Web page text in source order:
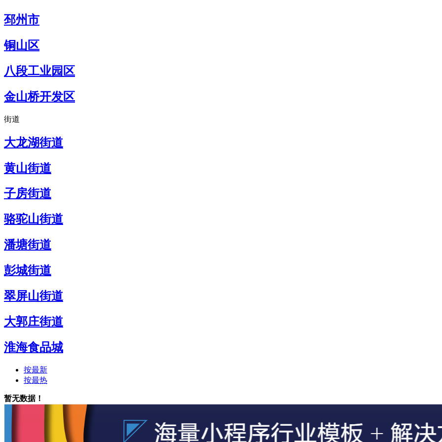
邳州市
铜山区
八段工业园区
金山桥开发区
街道
大龙湖街道
黄山街道
子房街道
骆驼山街道
潘塘街道
彭城街道
翠屏山街道
大郭庄街道
淮海食品城
按最新
按最热
暂无数据！